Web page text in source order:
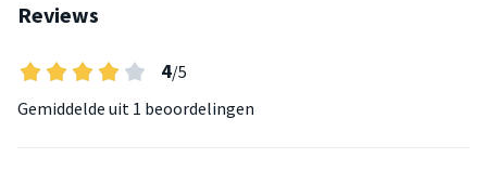
Reviews
4/5
Gemiddelde uit 1 beoordelingen